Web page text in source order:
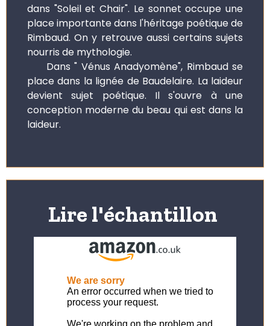
dans "Soleil et Chair". Le sonnet occupe une
place importante dans l'héritage poétique de
Rimbaud. On y retrouve aussi certains sujets
nourris de mythologie.
Dans " Vénus Anadyomène", Rimbaud se
place dans la lignée de Baudelaire. La laideur
devient sujet poétique. Il s'ouvre à une
conception moderne du beau qui est dans la
laideur.
Lire l'échantillon